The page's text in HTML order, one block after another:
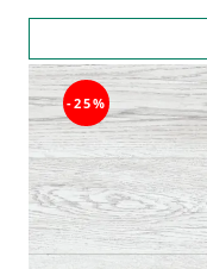
-25%